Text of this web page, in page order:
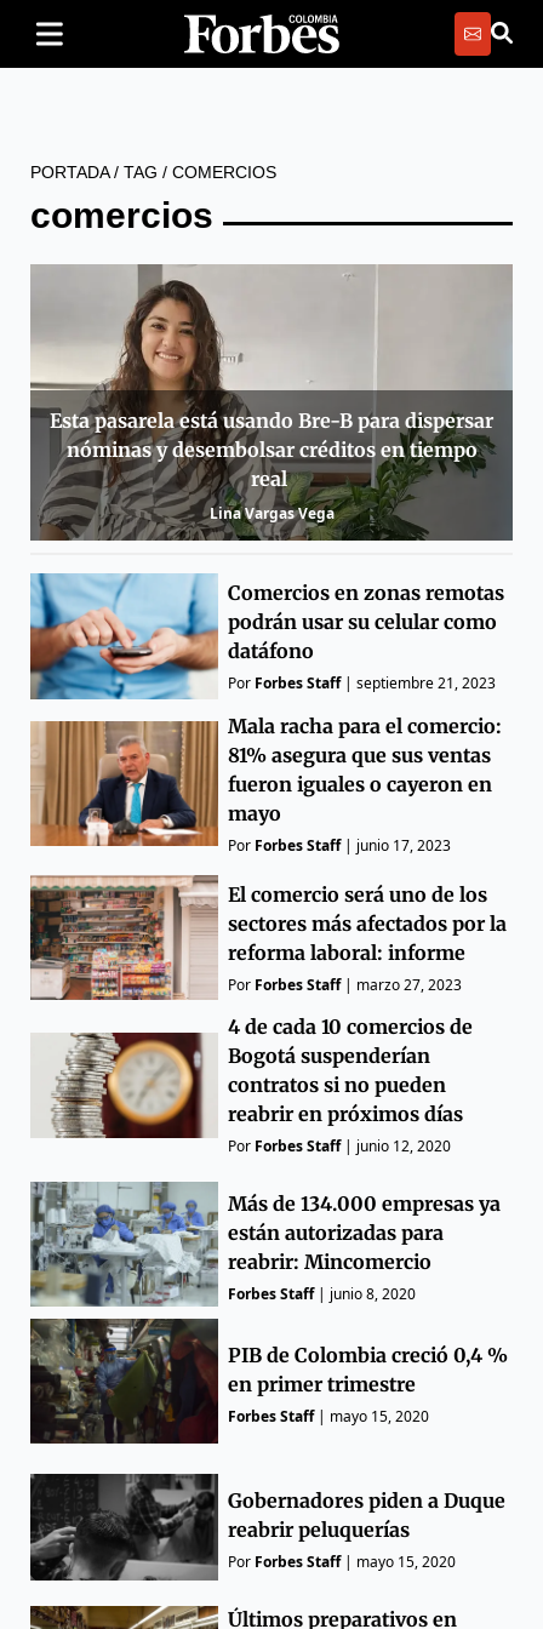
PORTADA/ TAG / COMERCIOS
comercios
Esta pasarela está usando Bre-B para dispersar
nóminas y desembolsar créditos en tiempo
real
Lina Vargas Vega
Comercios en zonas remotas
podrán usar su celular como
datáfono
Por Forbes Staff|septiembre 21, 2023
Mala racha para el comercio:
81% asegura que sus ventas
fueron iguales o cayeron en
mayo
Por Forbes Staff| junio 17, 2023
El comercio será uno de los
sectores más afectados por la
reforma laboral: informe
Por Forbes Staff| marzo 27, 2023
4 de cada 10 comercios de
Bogotá suspenderían
contratos si no pueden
reabrir en próximos días
Por Forbes Staff| junio 12, 2020
Más de 134.000 empresas ya
están autorizadas para
reabrir: Mincomercio
Forbes Staff| junio 8, 2020
PIB de Colombia creció 0,4 %
en primer trimestre
Forbes Staff| mayo 15, 2020
Gobernadores piden a Duque
reabrir peluquerías
Por Forbes Staff| mayo 15, 2020
Últimos preparativos en